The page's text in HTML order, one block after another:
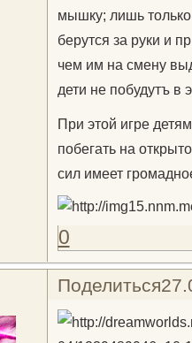
мышку; лишь только
берутся за руки и
чем им на смену
дети не побудутъ в
При этой игре
побегать на
сил имеет
0
Поделиться